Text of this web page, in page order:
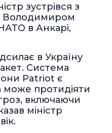
зустрівся з
Володимиром
в Анкарі,
в Україну
Система
Patriot є
протидіяти
включаючи
міністр